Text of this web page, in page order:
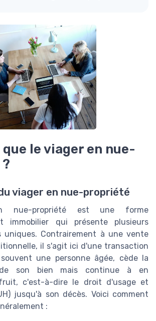
le viager en nue-
viager en nue-propriété
nue-propriété est une forme
immobilier qui présente plusieurs
uniques. Contrairement à une vente
il s'agit ici d'une transaction
une personne âgée, cède la
de son bien mais continue à en
c'est-à-dire le droit d'usage et
jusqu'à son décès. Voici comment
: